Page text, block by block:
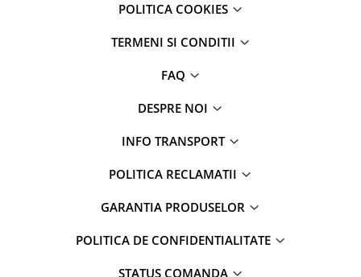
POLITICA COOKIES
TERMENI SI CONDITII
FAQ
DESPRE NOI
INFO TRANSPORT
POLITICA RECLAMATII
GARANTIA PRODUSELOR
POLITICA DE CONFIDENTIALITATE
STATUS COMANDA